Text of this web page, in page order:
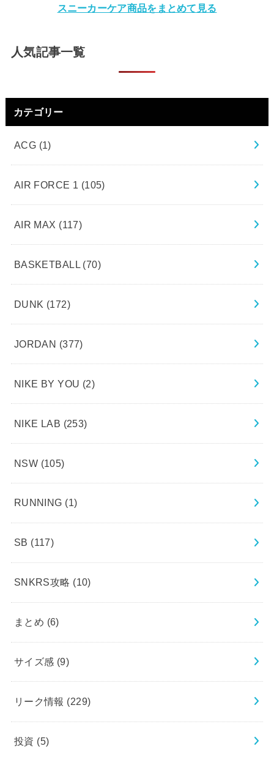
スニーカーケア商品をまとめて見る
人気記事一覧
カテゴリー
ACG (1)
AIR FORCE 1 (105)
AIR MAX (117)
BASKETBALL (70)
DUNK (172)
JORDAN (377)
NIKE BY YOU (2)
NIKE LAB (253)
NSW (105)
RUNNING (1)
SB (117)
SNKRS攻略 (10)
まとめ (6)
サイズ感 (9)
リーク情報 (229)
投資 (5)